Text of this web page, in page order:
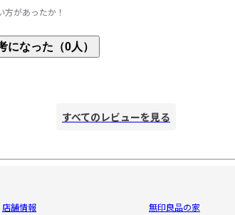
方があったか！
引き出しの内側に隙間があるのでスポンジのスト
れるのに使ってます。空間を有効活用できるのでい
になった（0人）
すべてのレビューを見る
店舗情報
無印良品の家